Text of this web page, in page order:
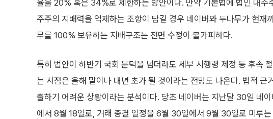
율을 20% 혹은 34%로 제한하는 방안이다. 만약 기본법에 법인 대주
주주의 지배력을 억제하는 조항이 담길 경우 네이버와 두나무가 현재
무를 100% 보유하는 지배구조는 전면 수정이 불가피하다.
특히 법안이 하반기 국회 문턱을 넘더라도 세부 시행령 제정 등 후속
는 시점은 올해 말이나 내년 초가 될 것이라는 전망도 나온다. 법적
출하기 어려운 상황이라는 분석이다. 당초 네이버는 지난달 30일 네
에서 8월 18일로, 거래 종결 일정을 6월 30일에서 9월 30일로 미루는